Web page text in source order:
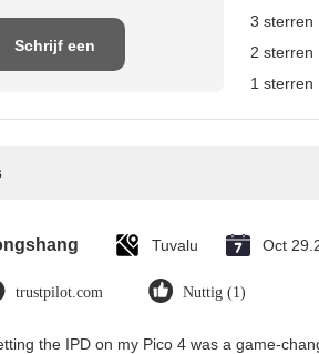
Schrijf een
3 sterren
2 sterren
1 sterren
Tuvalu Oct
trustpilot.com Nuttig (1)
the IPD on my Pico 4 was a game-